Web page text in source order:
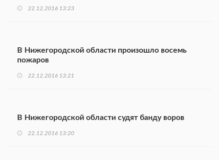
22.12.2016 13:23
В Нижегородской области произошло восемь
пожаров
22.12.2016 13:21
В Нижегородской области судят банду воров
22.12.2016 13:20